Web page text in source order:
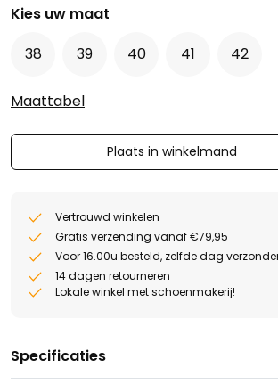
Kies uw maat
38
39 40 41 42
Maattabel
Plaats in winkelmand
Vertrouwd winkelen
Gratis verzending vanaf €79,95
Voor 16.00u besteld, zelfde dag
14 dagen retourneren
Lokale winkel met schoenmakerij!
Specificaties